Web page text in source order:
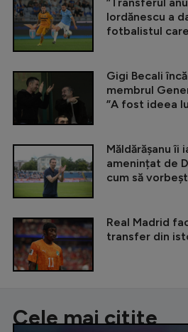
Iordănescu a
fotbalistul
Gigi Becali
membrul
”A fost ideea
Măldărășanu îi
amenințat de
cum să
Real Madrid
transfer din
Cele mai citite